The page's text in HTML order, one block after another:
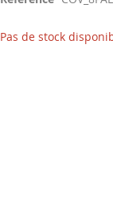
Pas de stock
of
images